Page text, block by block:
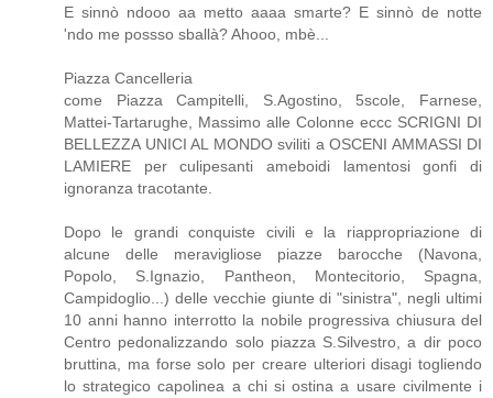
E sinnò ndooo aa metto aaaa smarte? E sinnò de notte
'ndo me possso sballà? Ahooo, mbè...
Piazza Cancelleria
come Piazza Campitelli, S.Agostino, 5scole, Farnese,
Mattei-Tartarughe, Massimo alle Colonne eccc SCRIGNI DI
BELLEZZA UNICI AL MONDO sviliti a OSCENI AMMASSI DI
LAMIERE per culipesanti ameboidi lamentosi gonfi di
ignoranza tracotante.
Dopo le grandi conquiste civili e la riappropriazione di
alcune delle meravigliose piazze barocche (Navona,
Popolo, S.Ignazio, Pantheon, Montecitorio, Spagna,
Campidoglio...) delle vecchie giunte di "sinistra", negli ultimi
10 anni hanno interrotto la nobile progressiva chiusura del
Centro pedonalizzando solo piazza S.Silvestro, a dir poco
bruttina, ma forse solo per creare ulteriori disagi togliendo
lo strategico capolinea a chi si ostina a usare civilmente i